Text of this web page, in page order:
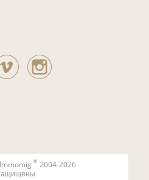
Immomig ® 2004-2026